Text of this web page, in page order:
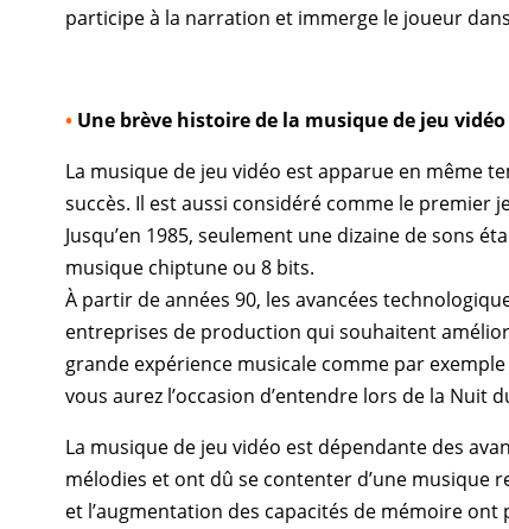
participe à la narration et immerge le joueur
•Une brève histoire de la musique de jeu vidéo
La musique de jeu vidéo est apparue en même
succès. Il est aussi considéré comme le premier
Jusqu’en 1985, seulement une dizaine de sons
musique chiptuneou 8 bits.
À partir de années 90, les avancées
entreprises de production qui souhaitent
grande expérience musicale comme par exemple
vous aurez l’occasion d’entendre lors de la Nuit
La musique de jeu vidéo est dépendante des
mélodies et ont dû se contenter d’une musique
et l’augmentation des capacités de mémoire